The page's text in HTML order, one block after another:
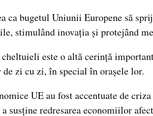
ca bugetul Uniunii Europene să
stimulând inovația și protejând
este o altă cerință
zi cu zi, în special în orașele lor.
UE au fost accentuate de
susține redresarea economiilor